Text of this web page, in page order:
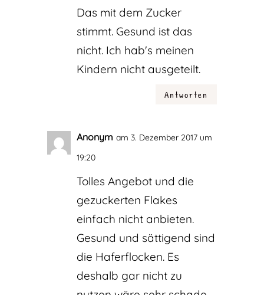
Das mit dem Zucker
stimmt. Gesund ist das
nicht. Ich hab's meinen
Kindern nicht ausgeteilt.
Antworten
Anonym am 3. Dezember 2017 um
19:20
Tolles Angebot und die
gezuckerten Flakes
einfach nicht anbieten.
Gesund und sättigend sind
die Haferflocken. Es
deshalb gar nicht zu